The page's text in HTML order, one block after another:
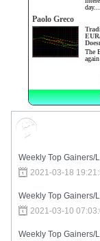
Weekly Top Gainers/
2021-03-18
Weekly Top
2021-03-10
Weekly Top Gainers/